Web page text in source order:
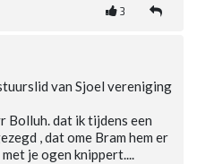
3
van Sjoel vereniging
Bolluh. dat ik tijdens een
, dat ome Bram hem er
je ogen knippert....